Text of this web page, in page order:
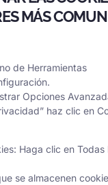
MÁS
de Herramientas
Opciones
haz clic en
Haga clic en
se almacenen